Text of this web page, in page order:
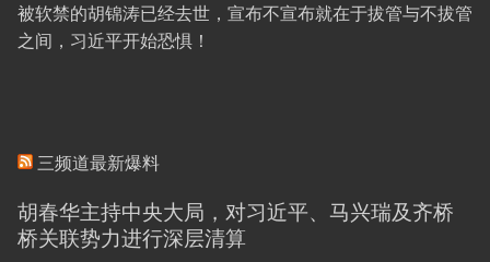
被软禁的胡锦涛已经去世，宣布不宣布就在于拔管与不拔管
之间，习近平开始恐惧！
三频道最新爆料
胡春华主持中央大局，对习近平、马兴瑞及齐桥
桥关联势力进行深层清算